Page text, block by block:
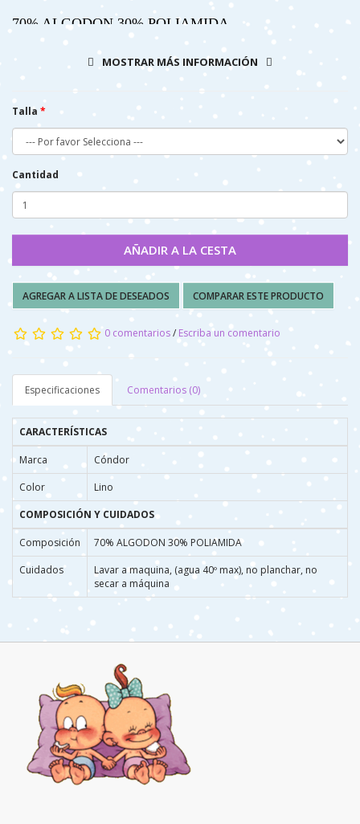
70% ALGODON 30% POLIAMIDA
- LAVAR A MAQUINA, (AGUA 40º MAX)
- NO PLANCHARMOSTRAR MÁS INFORMACIÓN
Talla
Cantidad
AÑADIR A LA CESTA
AGREGAR A LISTA DE DESEADOS COMPARAR ESTE PRODUCTO
0 comentarios/ Escriba un comentario
Especificaciones Comentarios (0)
CARACTERÍSTICAS
Marca
Cóndor
Color
Lino
COMPOSICIÓN Y CUIDADOS
Composición
70% ALGODON 30% POLIAMIDA
Cuidados
Lavar a maquina, (agua 40º max), no planchar, no
secar a máquina